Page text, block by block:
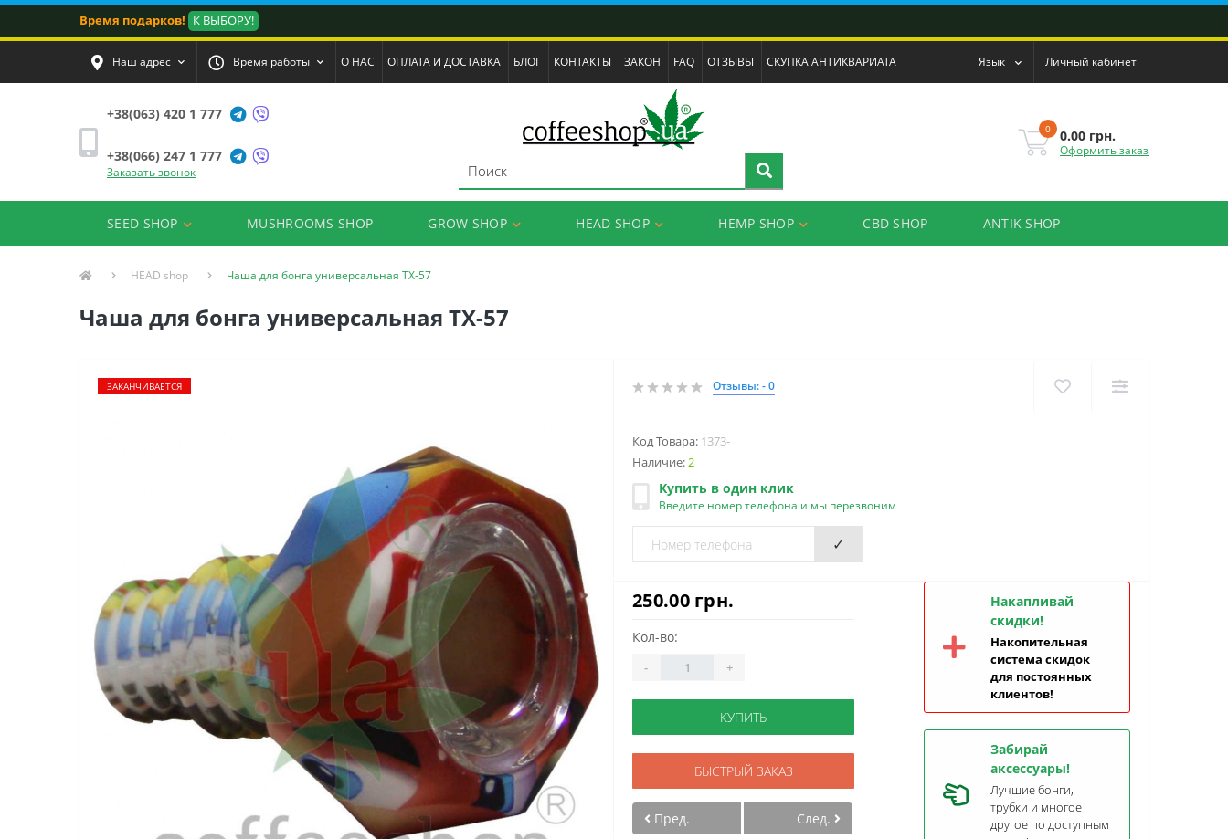
Время подарков! К ВЫБОРУ!
Наш адрес Время работы О НАС ОПЛАТА И ДОСТАВКА БЛОГ КОНТАКТЫ ЗАКОН FAQ ОТЗЫВЫ СКУПКА АНТИКВАРИАТА Язык Личный кабинет
+38(063) 420 1 777
+38(066) 247 1 777
Заказать звонок
0 0.00 грн.
Оформить заказ
SEED SHOP MUSHROOMS SHOP GROW SHOP HEAD SHOP HEMP SHOP CBD SHOP ANTIK SHOP
HEAD shop Чаша для бонга универсальная TX-57
Чаша для бонга универсальная TX-57
ЗАКАНЧИВАЕТСЯ Отзывы: - 0
Код Товара: 1373-
Наличие:2
Купить в один клик
Введите номер телефона и мы перезвоним
✓
250.00 грн.
Кол-во:
- +
КУПИТЬ
БЫСТРЫЙ ЗАКАЗ
Пред. След.
Накапливай
скидки!
Накопительная
система скидок
для постоянных
клиентов!
Забирай
аксессуары!
Лучшие бонги,
трубки и многое
другое по доступным